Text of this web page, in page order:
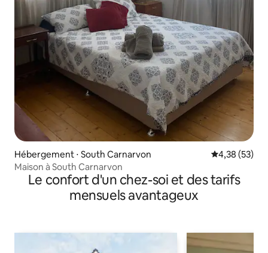
Hébergement ⋅ South Carnarvon Évaluation
4,38 (53)
Maison à South Carnarvon
Le confort d'un chez-soi et des tarifs
mensuels avantageux